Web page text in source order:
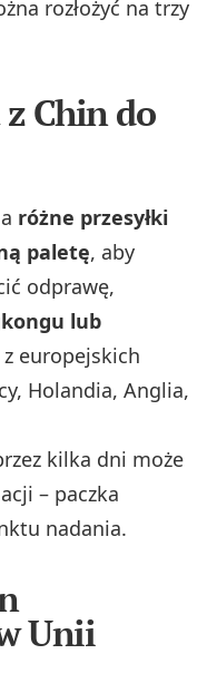
rozłożyć na trzy
z Chin do
różne przesyłki
paletę, aby
odprawę,
lub
europejskich
Holandia, Anglia,
kilka dni może
– paczka
nadania.
Unii